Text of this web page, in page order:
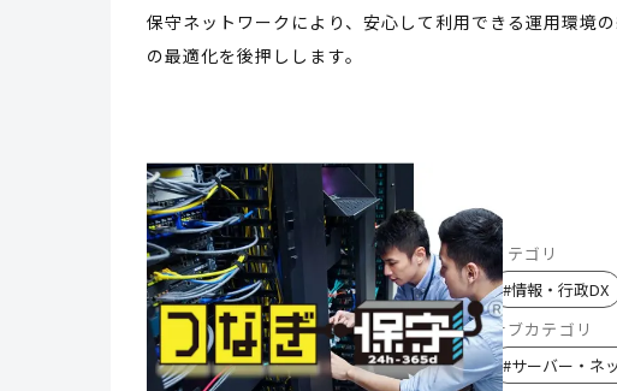
保守ネットワークにより、安心して利用できる運用環境
の最適化を後押しします。
カテゴリ
#情報・行政DX
サブカテゴリ
#サーバー・ネ